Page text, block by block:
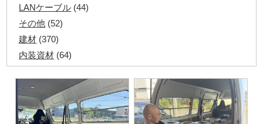
LANケーブル (44)
その他 (52)
建材 (370)
内装資材 (64)
ペアコイル
(71)
その他ツール(48)
電化製品(40)